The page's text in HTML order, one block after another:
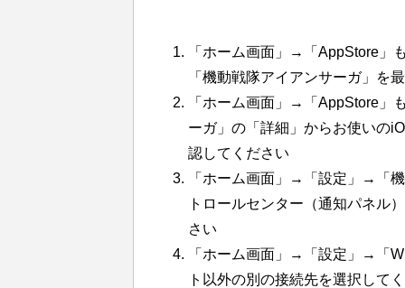
「ホーム画面」→「AppStore」
「機動戦隊アイアンサーガ」を
「ホーム画面」→「AppStore」
ーガ」の「詳細」からお使いの
認してください
「ホーム画面」→「設定」→「
トロールセンター（通知パネル
さい
「ホーム画面」→「設定」→「
ト以外の別の接続先を選択して